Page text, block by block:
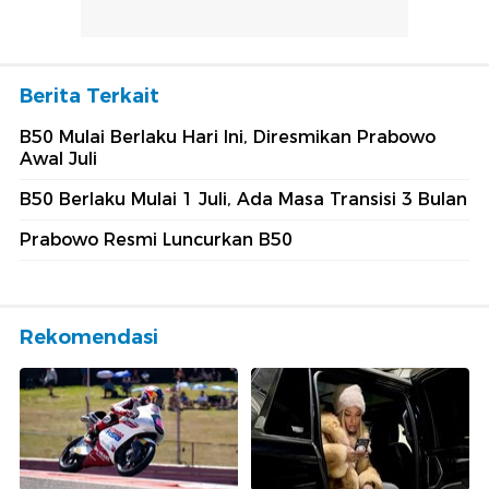
Berita Terkait
B50 Mulai Berlaku Hari Ini, Diresmikan Prabowo
Awal Juli
B50 Berlaku Mulai 1 Juli, Ada Masa Transisi 3 Bulan
Prabowo Resmi Luncurkan B50
Rekomendasi